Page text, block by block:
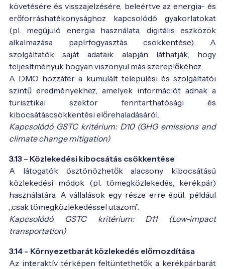
követésére és visszajelzésére, beleértve az energia- és
erőforráshatékonysághoz kapcsolódó gyakorlatokat
(pl. megújuló energia használata, digitális eszközök
alkalmazása, papírfogyasztás csökkentése). A
szolgáltatók saját adataik alapján láthatják, hogy
teljesítményük hogyan viszonyul más szereplőkéhez.
A DMO hozzáfér a kumulált települési és szolgáltatói
szintű eredményekhez, amelyek információt adnak a
turisztikai szektor fenntarthatósági és
kibocsátáscsökkentési előrehaladásáról.
Kapcsolódó GSTC kritérium: D10 (GHG emissions and
climate change mitigation)
3.13 – Közlekedési kibocsátás csökkentése
A látogatók ösztönözhetők alacsony kibocsátású
közlekedési módok (pl. tömegközlekedés, kerékpár)
használatára. A vállalások egy része erre épül, például
„csak tömegközlekedéssel utazom”.
Kapcsolódó GSTC kritérium: D11 (Low-impact
transportation)
3.14 – Környezetbarát közlekedés előmozdítása
Az interaktív térképen feltüntethetők a kerékpárbarát